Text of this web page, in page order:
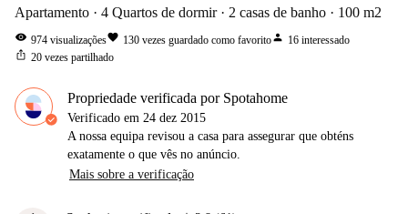
Apartamento 4 Quartos de dormir 2 casas de banho 100 m2
visibility 974 visualizaçõesfavorite 130 vezes guardado como favoritoperson 16 interessado
ios_share 20 vezes partilhado
Propriedade verificada por Spotahome
Verificado em 24 dez 2015
A nossa equipa revisou a casa para assegurar que obténs
exatamente o que vês no anúncio.
Mais sobre a verificação